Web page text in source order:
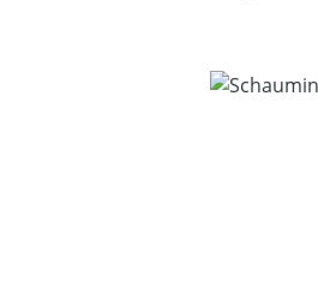
Bildergalerie überspringen